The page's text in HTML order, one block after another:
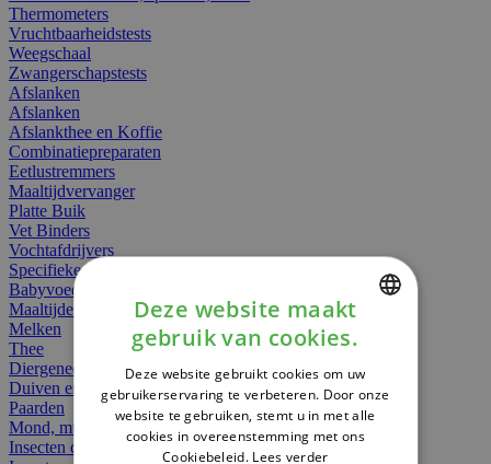
Thermometers
Vruchtbaarheidstests
Weegschaal
Zwangerschapstests
Afslanken
Afslanken
Afslankthee en Koffie
Combinatiepreparaten
Eetlustremmers
Maaltijdvervanger
Platte Buik
Vet Binders
Vochtafdrijvers
Specifieke Voeding
Babyvoeding
Maaltijden
Melken
Thee
Diergeneesmiddelen
Duiven en vogels
Paarden
Mond, muil of snavel
Insecten dieren
DUTCH
FRENCH
ENGLISH
Deze website maakt
gebruik van cookies.
Deze website gebruikt cookies om uw
gebruikerservaring te verbeteren. Door onze
website te gebruiken, stemt u in met alle
cookies in overeenstemming met ons
Cookiebeleid. Lees verder